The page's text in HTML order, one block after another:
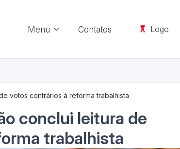
Menu Contatos Logo
votos contrários à reforma trabalhista
conclui leitura de
trabalhista